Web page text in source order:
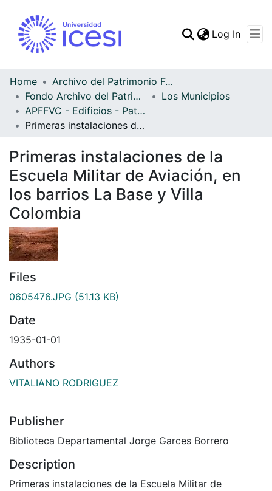
Statistics
Log In
Home
Archivo del Patrimonio Fotográfico y Fílmico del Valle del Cauca
Fondo Archivo del Patrimonio Fotográfico y Fílmico del Valle del Cauca
Los Municipios
APFFVC - Edificios - Patrimonial
Primeras instalaciones de la Escuela Militar de Aviación, en los barrios La Base y Villa Colombia
Primeras instalaciones de la
Escuela Militar de Aviación, en
los barrios La Base y Villa
Colombia
Files
0605476.JPG (51.13 KB)
Date
1935-01-01
Authors
VITALIANO RODRIGUEZ
Publisher
Biblioteca Departamental Jorge Garces Borrero
Description
Primeras instalaciones de la Escuela Militar de